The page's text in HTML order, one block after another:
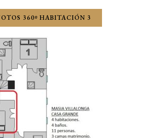
360º HABITACIÓN 3